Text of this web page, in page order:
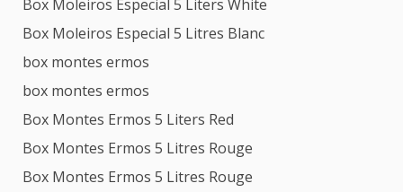
Box Moleiros Especial 5 Liters White
Box Moleiros Especial 5 Litres Blanc
box montes ermos
box montes ermos
Box Montes Ermos 5 Liters Red
Box Montes Ermos 5 Litres Rouge
Box Montes Ermos 5 Litres Rouge